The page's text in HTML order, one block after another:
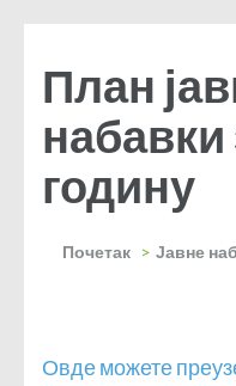
План
набавки
годину
Почетак > Јавне
Овде можете